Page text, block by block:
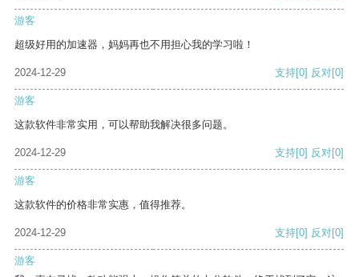
游客
超级好用的加速器，妈妈再也不用担心我的学习啦！
2024-12-29 支持[0] 反对[0]
游客
这款软件非常实用，可以帮助我解决很多问题。
2024-12-29 支持[0] 反对[0]
游客
这款软件的价格非常实惠，值得推荐。
2024-12-29 支持[0] 反对[0]
游客